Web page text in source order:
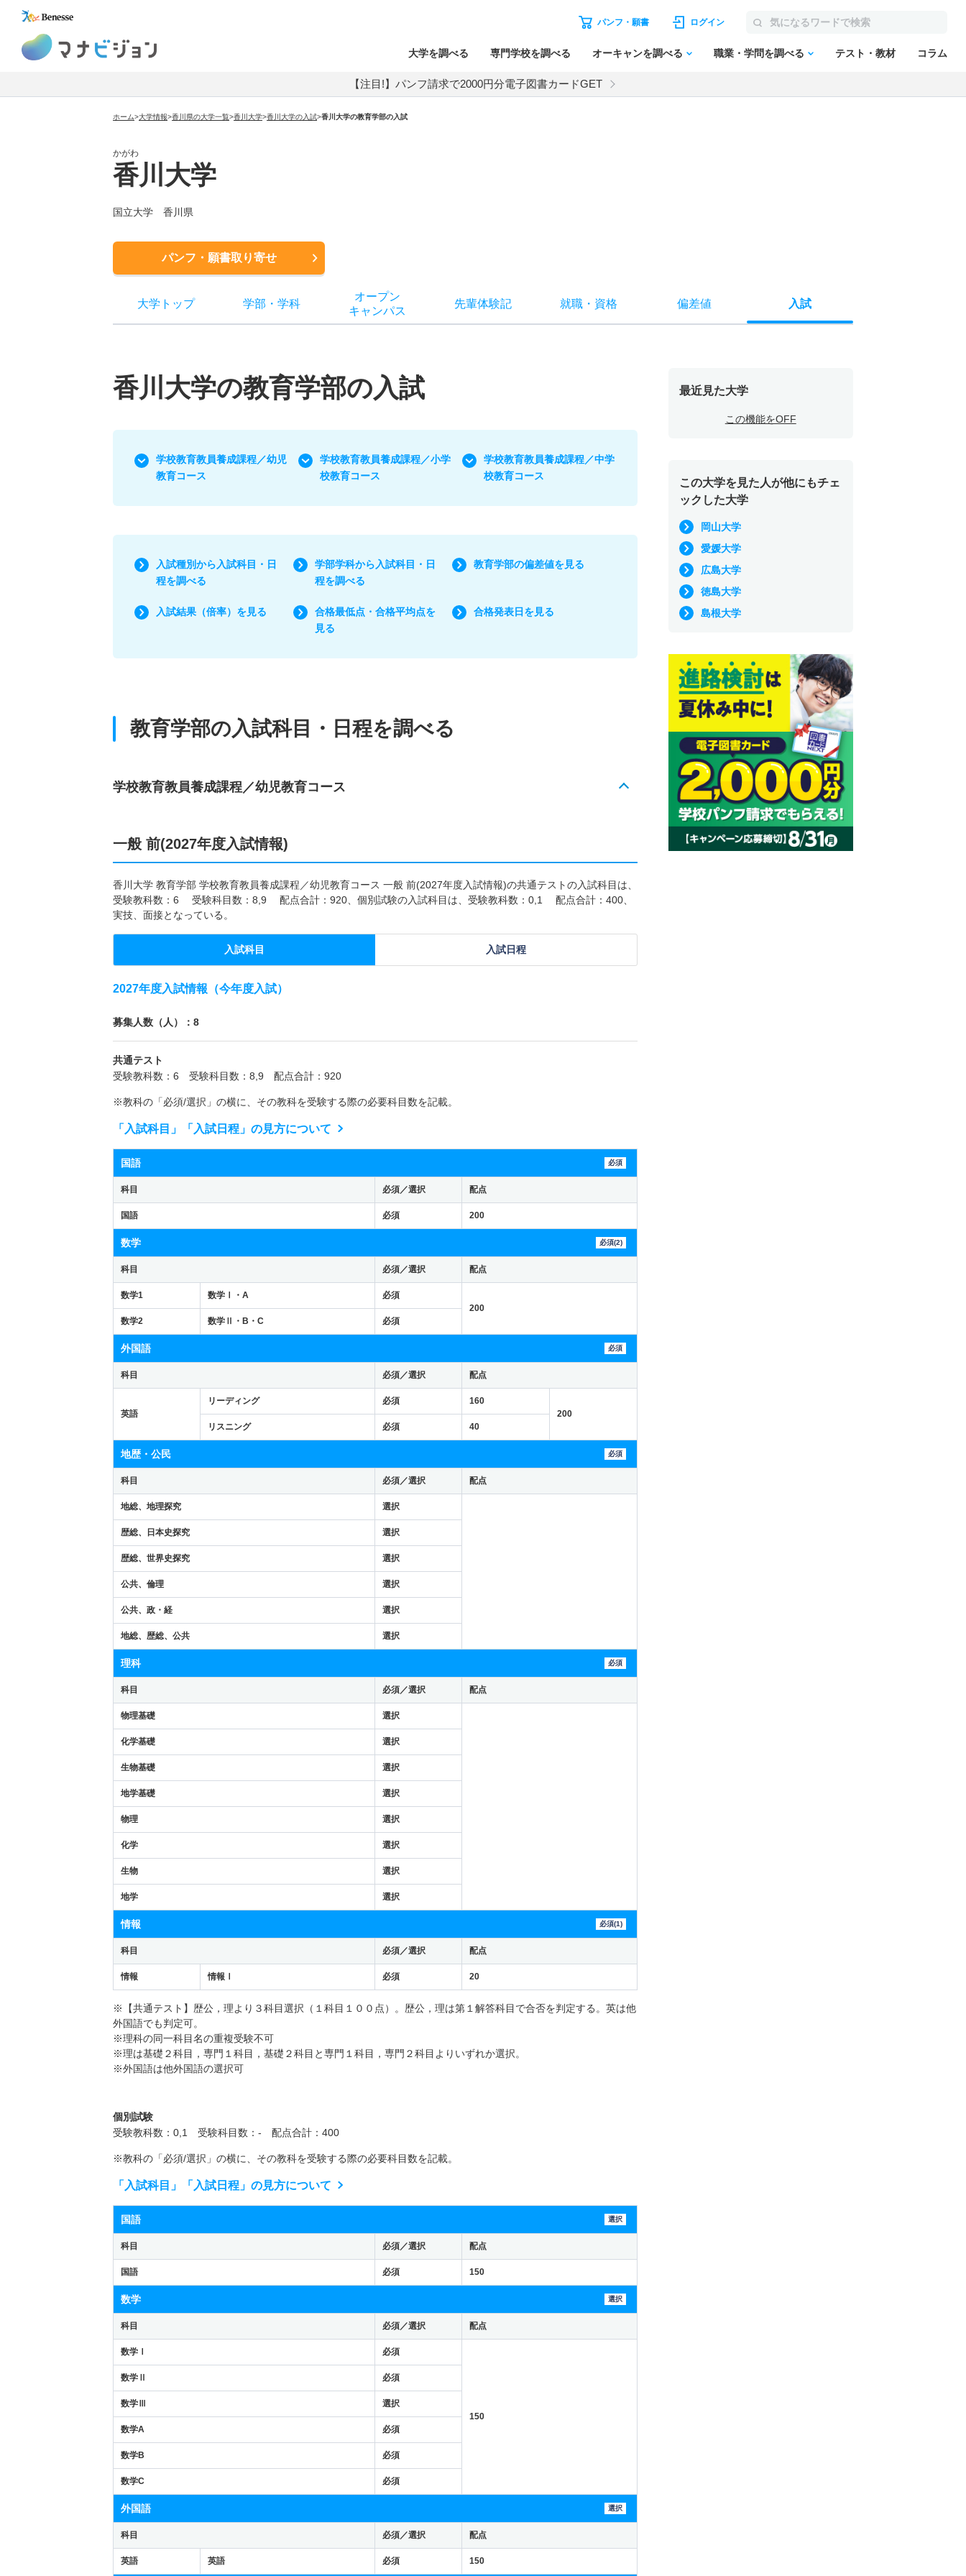
パンフ・願書 ログイン
大学を調べる 専門学校を調べる オーキャンを調べる 職業・学問を調べる テスト・教材 コラム
【注目!】パンフ請求で2000円分電子図書カードGET
ホーム>大学情報>香川県の大学一覧>香川大学>香川大学の入試>香川大学の教育学部の入試
かがわ
香川大学
国立大学 香川県
パンフ・願書取り寄せ
大学トップ 学部 ・ 学科
オープン
キャンパス
先輩体験記 就職・ 資格 偏差値 入試
香川大学の教育学部の入試
学校教育教員養成課程／幼児
教育コース
学校教育教員養成課程／小学
校教育コース
学校教育教員養成課程／中学
校教育コース
入試種別から入試科目・日
程を調べる
学部学科から入試科目・日
程を調べる
教育学部の偏差値を見る
入試結果（倍率）を見る
合格最低点・合格平均点を
見る
合格発表日を見る
教育学部の入試科目・日程を調べる
学校教育教員養成課程／幼児教育コース
一般 前(2027年度入試情報)
香川大学 教育学部 学校教育教員養成課程／幼児教育コース 一般 前(2027年度入試情報)の共通テストの入試科目は、
受験教科数：6 受験科目数：8,9 配点合計：920、個別試験の入試科目は、受験教科数：0,1 配点合計：400、
実技、面接となっている。
入試科目 入試日程
2027年度入試情報（今年度入試）
募集人数（人）：8
共通テスト
受験教科数：6 受験科目数：8,9 配点合計：920
※教科の「必須/選択」の横に、その教科を受験する際の必要科目数を記載。
「入試科目」「入試日程」の見方について
国語 必須
科目 必須／選択 配点
国語 必須 200
数学 必須(2)
科目 必須／選択 配点
数学1 数学Ⅰ・A
必須
200
数学2
数学Ⅱ・B・C 必須
外国語 必須
科目 必須／選択 配点
英語
リーディング 必須
160
200
リスニング
必須 40
地歴・公民 必須
科目 必須／選択 配点
地総、地理探究 選択
歴総、日本史探究 選択
歴総、世界史探究 選択
公共、倫理 選択
公共、政・経 選択
地総、歴総、公共 選択
理科 必須
科目 必須／選択 配点
物理基礎 選択
化学基礎 選択
生物基礎 選択
地学基礎 選択
物理 選択
化学 選択
生物 選択
地学 選択
情報 必須(1)
科目 必須／選択 配点
情報 情報Ⅰ 必須 20
※【共通テスト】歴公，理より３科目選択（１科目１００点）。歴公，理は第１解答科目で合否を判定する。英は他
外国語でも判定可。
※理科の同一科目名の重複受験不可
※理は基礎２科目，専門１科目，基礎２科目と専門１科目，専門２科目よりいずれか選択。
※外国語は他外国語の選択可
個別試験
受験教科数：0,1 受験科目数：- 配点合計：400
※教科の「必須/選択」の横に、その教科を受験する際の必要科目数を記載。
「入試科目」「入試日程」の見方について
国語 選択
科目 必須／選択 配点
国語 必須 150
数学 選択
科目 必須／選択 配点
数学Ⅰ 必須
150
数学Ⅱ 必須
数学Ⅲ 選択
数学A 必須
数学B 必須
数学C 必須
外国語 選択
科目 必須／選択 配点
英語 英語 必須 150
最近見た大学
この機能をOFF
この大学を見た人が他にもチェ
ックした大学
岡山大学
愛媛大学
広島大学
徳島大学
島根大学